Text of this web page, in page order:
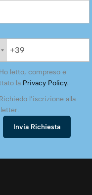
Ho letto, compreso e
la Privacy Policy.
Richiedo l’iscrizione alla